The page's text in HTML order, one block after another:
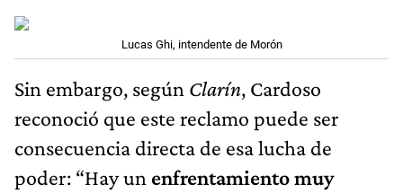
Lucas Ghi, intendente de Morón
Sin embargo, según Clarín, Cardoso
reconoció que este reclamo puede ser
consecuencia directa de esa lucha de
poder: “Hay un enfrentamiento muy